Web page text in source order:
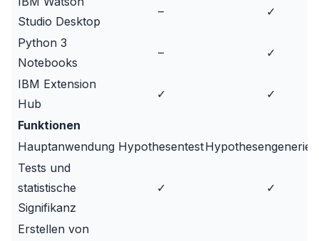
Studio Desktop
– ✓
Python 3
Notebooks
– ✓
IBM Extension
Hub
✓ ✓
Funktionen
Hauptanwendung Hypothesentest
Tests und
statistische
Signifikanz
✓ ✓
Erstellen von